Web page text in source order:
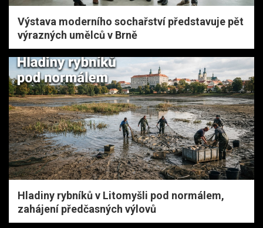
Výstava moderního sochařství představuje pět
výrazných umělců v Brně
Hladiny rybníků v Litomyšli pod normálem,
zahájení předčasných výlovů